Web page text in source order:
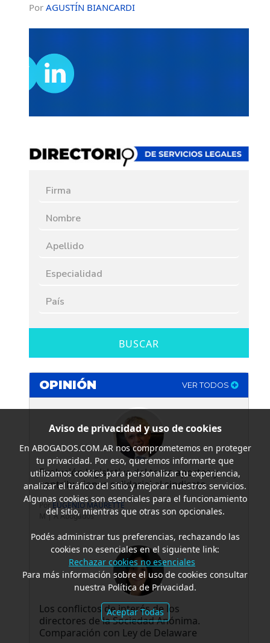
Por AGUSTÍN BIANCARDI
BUSCAR
OPINIÓN VER TODOS
Evolución legislativa del tema aportes y
contribuciones solidarial al sindicato
PorEUGENIO MAURETTE
M | A Abogados
Los conflictos de interés de los
directores de la Sociedad Anónima.
Comparación con Ley de Delaware
Aviso de privacidad y uso de cookies
En ABOGADOS.COM.ARnos comprometemos en proteger
tu privacidad. Por eso, queremos informarte que
utilizamos cookies para personalizar tu experiencia,
analizar el tráfico del sitio y mejorar nuestros servicios.
Algunas cookies son esenciales para el funcionamiento
del sitio, mientras que otras son opcionales.
Podés administrar tus preferencias, rechazando las
cookies no esenciales en el siguiente link:
Rechazar cookies no esenciales
Para más información sobre el uso de cookies consultar
nuestra Política de Privacidad.
Aceptar Todas